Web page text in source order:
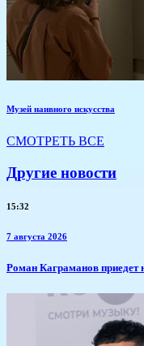
Музей наивного искусства
СМОТРЕТЬ ВСЕ
Другие новости
15:32
7 августа 2026
​Роман Каграманов приедет